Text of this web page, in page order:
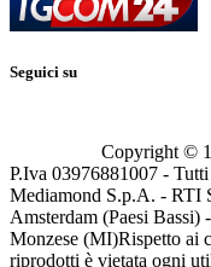
Seguici su
Copyright ©
P.Iva 03976881007 -
Mediamond S.p.A. - RTI
Amsterdam (Paesi
Monzese (MI)Rispetto ai
riprodotti è vietata ogni